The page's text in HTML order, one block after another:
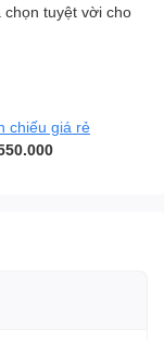
tuyệt vời cho
chiếu giá rẻ